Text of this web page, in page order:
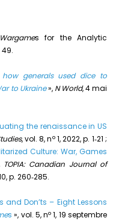
Wargames for the Analytic
49.
how generals used dice to
to Ukraine», N World, 4 mai
the renaissance in US
, vol. 8, no1, 2022, p. 1‑21 ;
Culture: War, Games
TOPIA: Canadian Journal of
p. 260‑285.
and Don’ts – Eight Lessons
s », vol. 5, no 1, 19 septembre